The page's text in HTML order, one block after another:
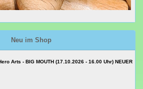
Neu im Shop
Arts - BIG MOUTH (17.10.2026 - 16.00 Uhr) NEUER